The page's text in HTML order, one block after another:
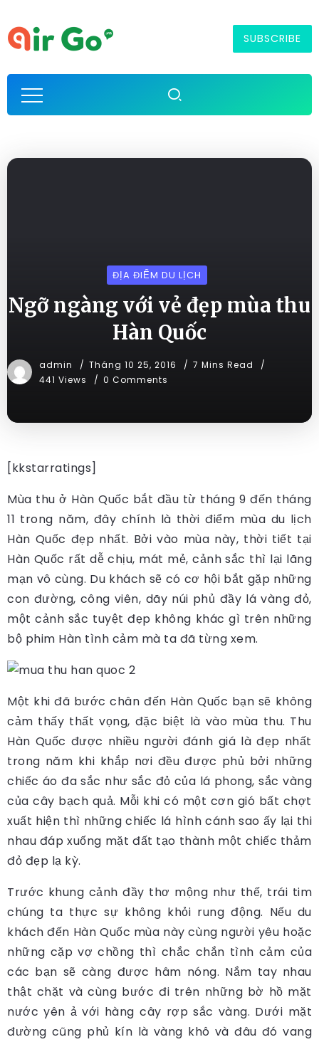
SUBSCRIBE
ĐỊA ĐIỂM DU LỊCH
Ngỡ ngàng với vẻ đẹp mùa thu
Hàn Quốc
admin Tháng 10 25, 2016
7 Mins Read
441 Views
0 Comments
[kkstarratings]
Mùa thu ở Hàn Quốc bắt đầu từ tháng 9 đến tháng
11 trong năm, đây chính là thời điểm mùa du lịch
Hàn Quốc đẹp nhất. Bởi vào mùa này, thời tiết tại
Hàn Quốc rất dễ chịu, mát mẻ, cảnh sắc thì lại lãng
mạn vô cùng. Du khách sẽ có cơ hội bắt gặp những
con đường, công viên, dãy núi phủ đầy lá vàng đỏ,
một cảnh sắc tuyệt đẹp không khác gì trên những
bộ phim Hàn tình cảm mà ta đã từng xem.
Một khi đã bước chân đến Hàn Quốc bạn sẽ không
cảm thấy thất vọng, đặc biệt là vào mùa thu. Thu
Hàn Quốc được nhiều người đánh giá là đẹp nhất
trong năm khi khắp nơi đều được phủ bởi những
chiếc áo đa sắc như sắc đỏ của lá phong, sắc vàng
của cây bạch quả. Mỗi khi có một cơn gió bất chợt
xuất hiện thì những chiếc lá hình cánh sao ấy lại thi
nhau đáp xuống mặt đất tạo thành một chiếc thảm
đỏ đẹp lạ kỳ.
Trước khung cảnh đầy thơ mộng như thế, trái tim
chúng ta thực sự không khỏi rung động. Nếu du
khách đến Hàn Quốc mùa này cùng người yêu hoặc
những cặp vợ chồng thì chắc chắn tình cảm của
các bạn sẽ càng được hâm nóng. Nắm tay nhau
thật chặt và cùng bước đi trên những bờ hồ mặt
nước yên ả với hàng cây rợp sắc vàng. Dưới mặt
đường cũng phủ kín là vàng khô và đâu đó vang